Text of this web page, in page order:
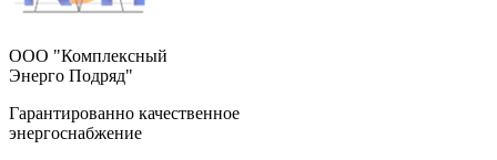
ООО "Комплексный
Энерго Подряд"
Гарантированно качественное
энергоснабжение